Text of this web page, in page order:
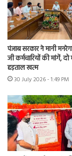
पंजाब सरकार ने मानी
जी कर्मचारियों की मांगें,
हड़ताल खत्म
30 July 2026 - 1:49 PM